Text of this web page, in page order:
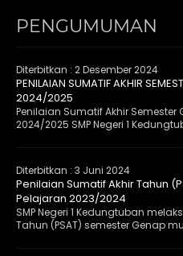
PENGUMUMAN
Diterbitkan : 2 Desember 2024
PENILAIAN SUMATIF AKHIR
2024/2025
Penilaian Sumatif Akhir Semester
2024/2025 SMP Negeri 1
Diterbitkan : 3 Juni 2024
Penilaian Sumatif Akhir Tahun
Pelajaran 2023/2024
SMP Negeri 1 Kedungtuban
Tahun (PSAT) semester Genap